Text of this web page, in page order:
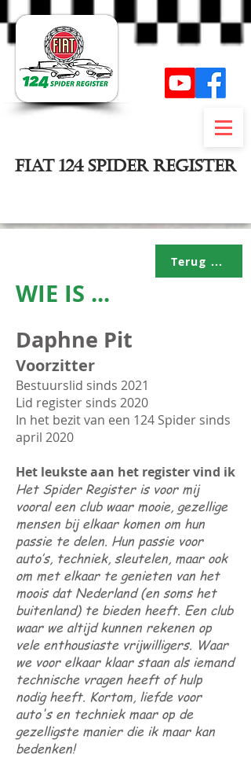
FIAT 124 SPIDER REGISTER
Terug ...
WIE IS ...
Daphne Pit
Voorzitter
Bestuurslid sinds 2021
Lid register sinds 2020
In het bezit van een 124 Spider sinds
april 2020
Het leukste aan het register vind ik
Het Spider Register is voor mij
vooral een club waar mooie, gezellige
mensen bij elkaar komen om hun
passie te delen. Hun passie voor
auto’s, techniek, sleutelen, maar ook
om met elkaar te genieten van het
moois dat Nederland (en soms het
buitenland) te bieden heeft. Een club
waar we altijd kunnen rekenen op
vele enthousiaste vrijwilligers. Waar
we voor elkaar klaar staan als iemand
technische vragen heeft of hulp
nodig heeft. Kortom, liefde voor
auto's en techniek maar op de
gezelligste manier die ik maar kan
bedenken!